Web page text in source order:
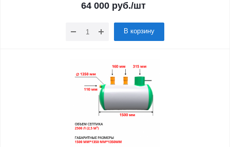
64 000руб./шт
В корзину